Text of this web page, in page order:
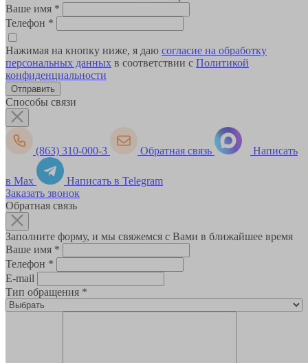
Ваше имя *
Телефон *
Нажимая на кнопку ниже, я даю согласие на обработку
персональных данных в соответствии с Политикой
конфиденциальности
Способы связи
(863) 310-000-3 Обратная связь Написать
в Max
Написать в Telegram
Заказать звонок
Обратная связь
Заполните форму, и мы свяжемся с Вами в ближайшее время
Ваше имя *
Телефон *
E-mail
Тип обращения *